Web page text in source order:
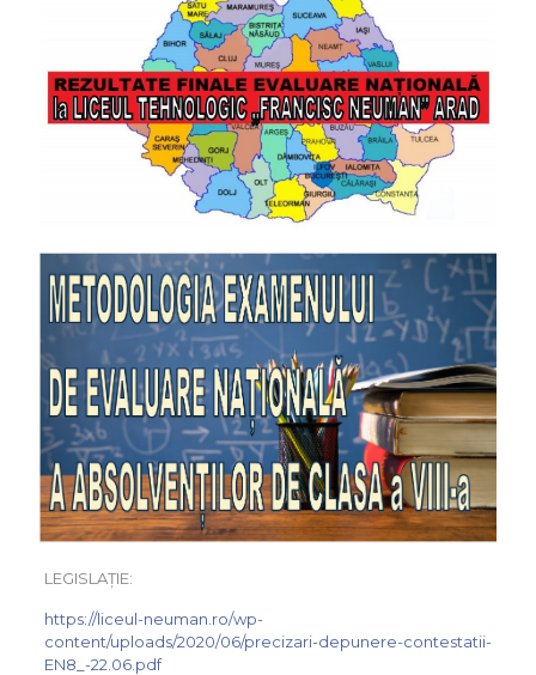
LEGISLAȚIE:
https://liceul-neuman.ro/wp-
content/uploads/2020/06/precizari-depunere-contestatii-
EN8_-22.06.pdf